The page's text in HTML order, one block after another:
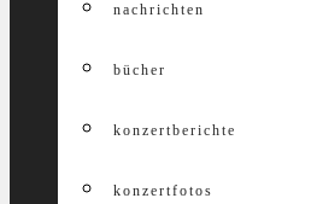
nachrichten
bücher
konzertberichte
konzertfotos